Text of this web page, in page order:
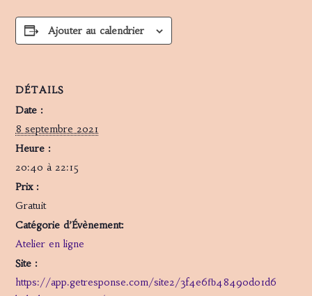
Ajouter au calendrier
DÉTAILS
Date :
8 septembre 2021
Heure :
20:40 à 22:15
Prix :
Gratuit
Catégorie d’Évènement:
Atelier en ligne
Site :
https://app.getresponse.com/site2/3f4e6fb48490d01d6